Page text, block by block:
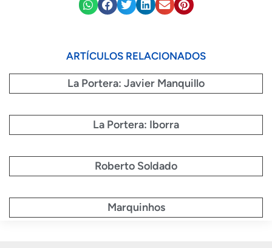
ARTÍCULOS RELACIONADOS
La Portera: Javier Manquillo
La Portera: Iborra
Roberto Soldado
Marquinhos